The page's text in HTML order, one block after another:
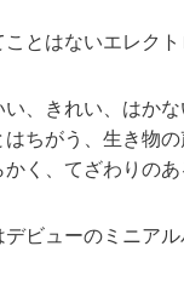
とはないエレク
、きれい、はかな
ちがう、生き物の
く、てざわりのあ
デビューのミニア